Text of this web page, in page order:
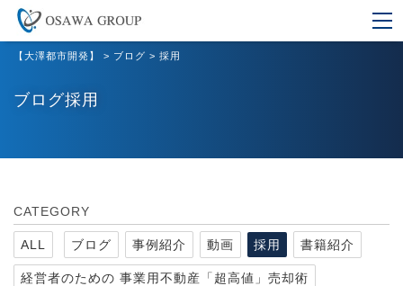
ブログ採用
【大澤都市開発】 > ブログ > 採用
CATEGORY
ALL ブログ 事例紹介 動画 採用 書籍紹介
経営者のための 事業用不動産「超高値」売却術